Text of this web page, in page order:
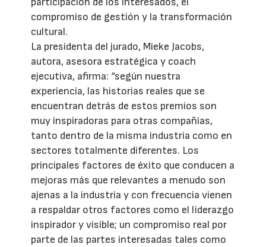
compromiso de gestión y la transformación
cultural.
La presidenta del jurado, Mieke Jacobs,
autora, asesora estratégica y coach
ejecutiva, afirma: “según nuestra
experiencia, las historias reales que se
encuentran detrás de estos premios son
muy inspiradoras para otras compañías,
tanto dentro de la misma industria como en
sectores totalmente diferentes. Los
principales factores de éxito que conducen a
mejoras más que relevantes a menudo son
ajenas a la industria y con frecuencia vienen
a respaldar otros factores como el liderazgo
inspirador y visible; un compromiso real por
parte de las partes interesadas tales como